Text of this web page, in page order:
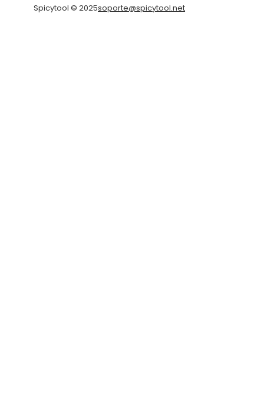
Spicytool © 2025soporte@spicytool.net